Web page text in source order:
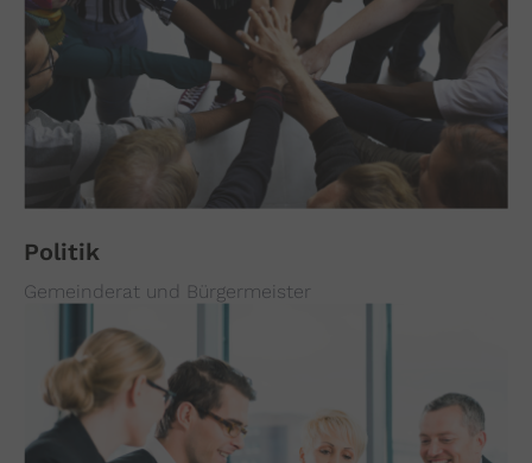
Politik
Gemeinderat und Bürgermeister